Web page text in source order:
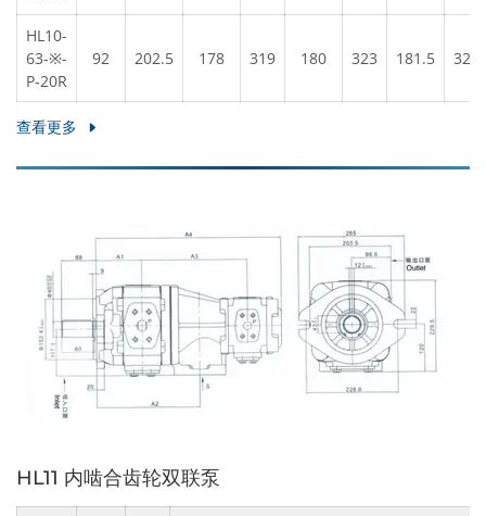
HL10-
63-※-
P-20R
92 202.5 178 319 180 323 181.5 326
查看更多
HL11 内啮合齿轮双联泵